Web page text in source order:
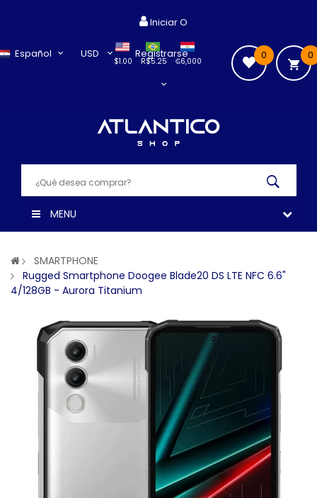
Español USD
$1.00 ₲6,000
R$5.25
Iniciar O
Registrarse 0
0
MENU
SMARTPHONE
Rugged Smartphone Doogee Blade20 DS LTE NFC 6.6"
4/128GB - Aurora Titanium